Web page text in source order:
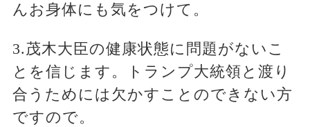
んお身体にも気をつけて。
3.茂木大臣の健康状態に問題がないこ
とを信じます。トランプ大統領と渡り
合うためには欠かすことのできない方
ですので。